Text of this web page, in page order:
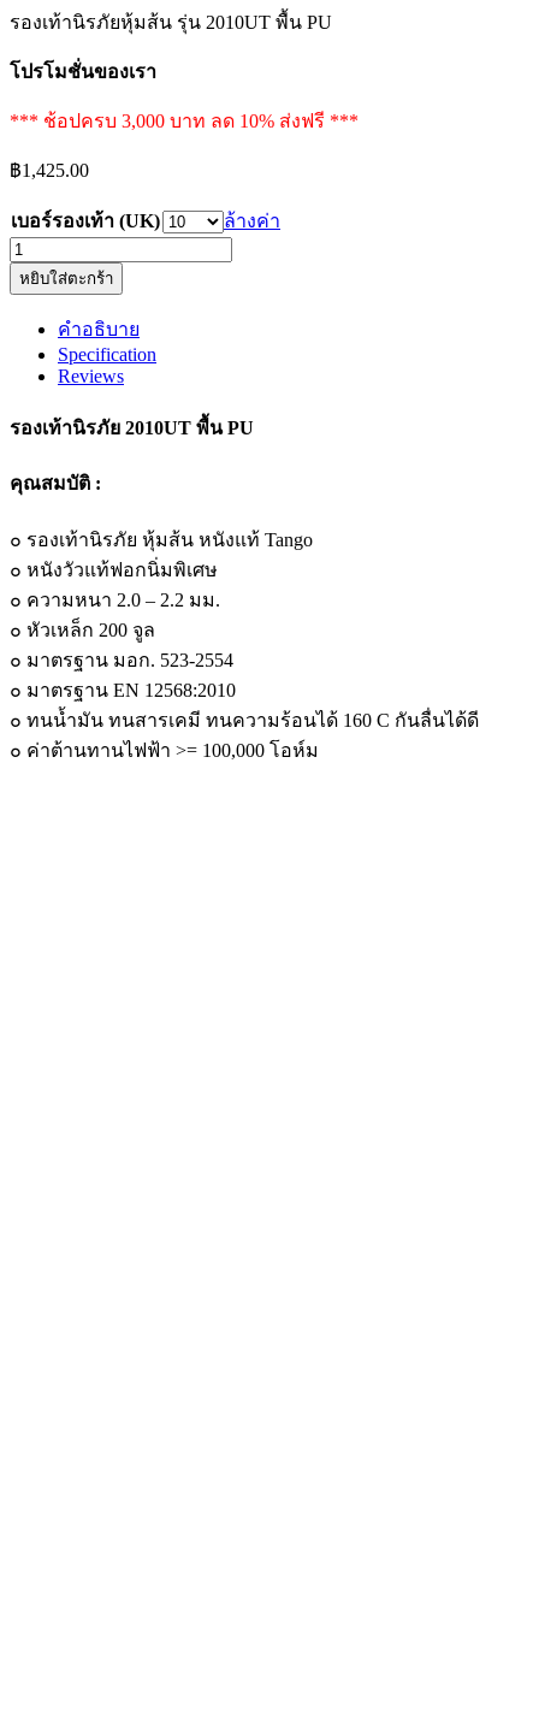
รองเท้านิรภัยหุ้มส้น รุ่น 2010UT พื้น PU
โปรโมชั่นของเรา
*** ช้อปครบ 3,000 บาท ลด 10% ส่งฟรี ***
฿1,425.00
เบอร์รองเท้า (UK)
ล้างค่า
รองเท้า
นิรภัย
พื้น
หยิบใส่ตะกร้า
คำอธิบาย
Specification
Reviews
รองเท้านิรภัย 2010UT พื้น PU
คุณสมบัติ :
๐ รองเท้านิรภัย หุ้มส้น หนังแท้ Tango
๐ หนังวัวแท้ฟอกนิ่มพิเศษ
๐ ความหนา 2.0 – 2.2 มม.
๐ หัวเหล็ก 200 จูล
๐ มาตรฐาน มอก. 523-2554
๐ มาตรฐาน EN 12568:2010
๐ ทนน้ำมัน ทนสารเคมี ทนความร้อนได้ 160 C กันลื่นได้ดี
๐ ค่าต้านทานไฟฟ้า >= 100,000 โอห์ม